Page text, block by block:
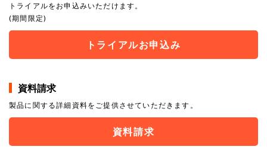
トライアルをお申込みいただけます。
(期間限定)
トライアルお申込み
資料請求
製品に関する詳細資料をご提供させていただきます。
資料請求